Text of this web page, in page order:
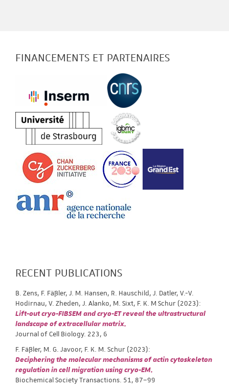
FINANCEMENTS ET PARTENAIRES
RECENT PUBLICATIONS
B. Zens, F. Fäßler, J. M. Hansen, R. Hauschild, J. Datler, V.-V.
Hodirnau, V. Zheden, J. Alanko, M. Sixt, F. K. M Schur (2023):
Lift-out cryo-FIBSEM and cryo-ET reveal the ultrastructural
landscape of extracellular matrix.
Journal of Cell Biology. 223, 6
F. Fäßler, M. G. Javoor, F. K. M. Schur (2023):
Deciphering the molecular mechanisms of actin cytoskeleton
regulation in cell migration using cryo-EM.
Biochemical Society Transactions. 51, 87–99